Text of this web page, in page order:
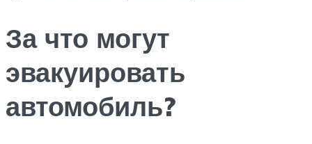
За что могут
эвакуировать
автомобиль?